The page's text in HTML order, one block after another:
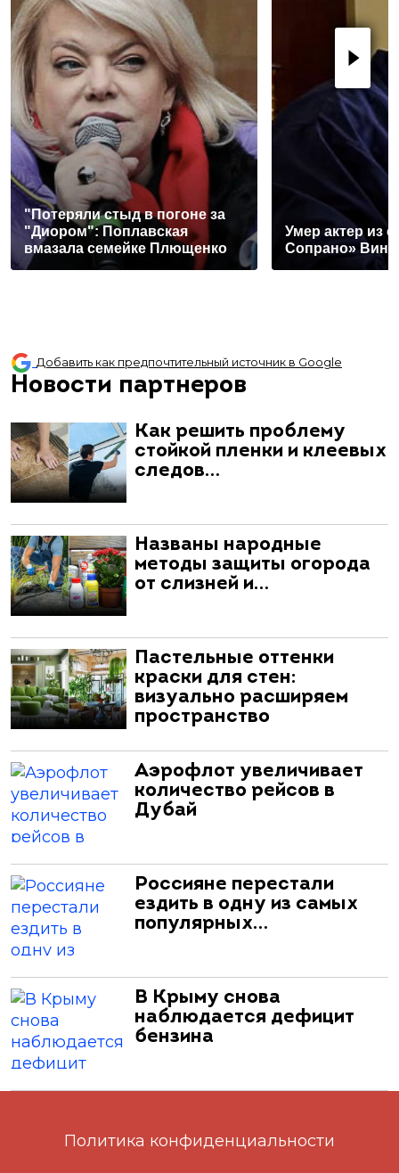
"Потеряли стыд в погоне за
"Диором": Поплавская
вмазала семейке Плющенко
Умер актер из
Сопрано»
Добавить как предпочтительный источник в Google
Новости партнеров
Как решить проблему
стойкой пленки и клеевых
следов…
Названы народные
методы защиты огорода
от слизней и…
Пастельные оттенки
краски для стен:
визуально расширяем
пространство
Аэрофлот увеличивает
количество рейсов в
Дубай
Россияне перестали
ездить в одну из самых
популярных…
В Крыму снова
наблюдается дефицит
бензина
Политика конфиденциальности